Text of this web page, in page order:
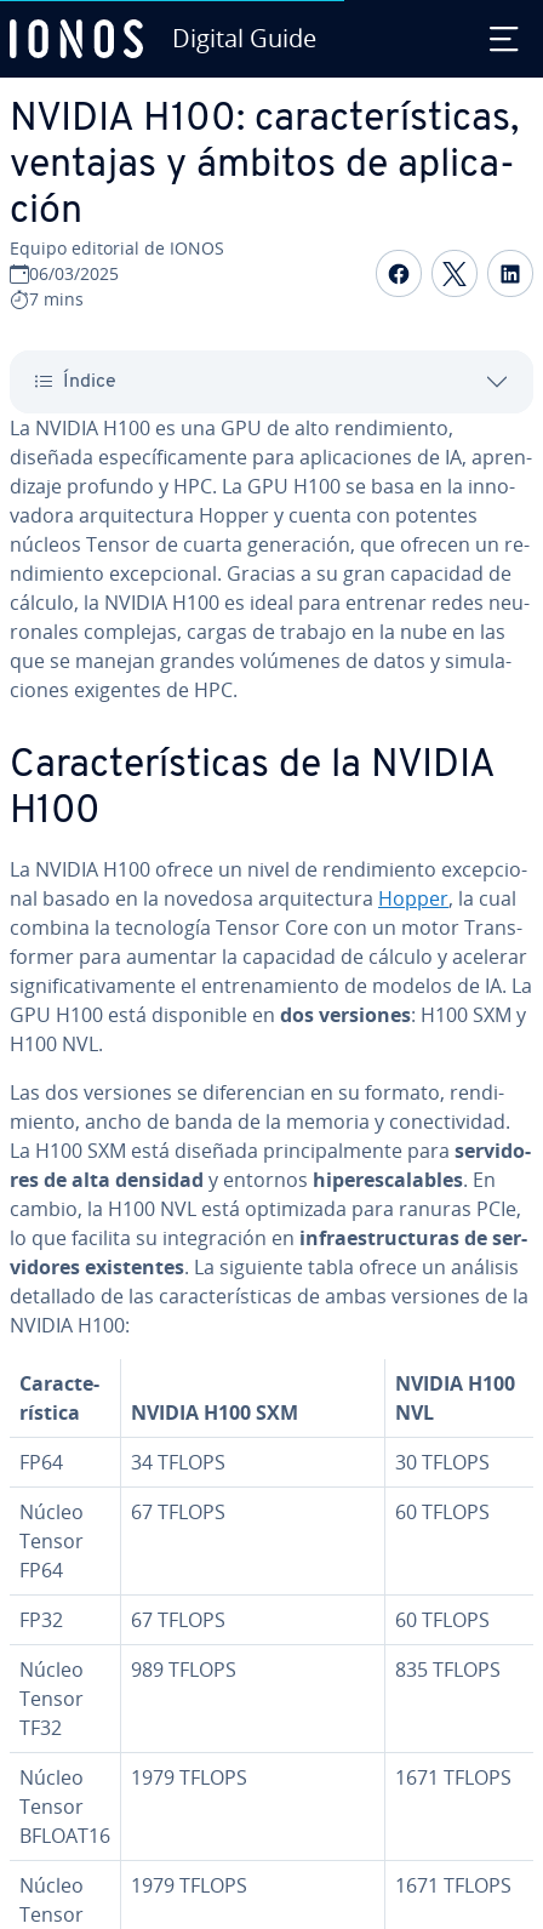
Digital Guide
NVIDIA H100: ca­ra­c­te­rí­s­ti­cas,
ventajas y ámbitos de apli­ca­
ción
Equipo editorial de IONOS
06/03/2025
7 mins
Compartir
Índice
La NVIDIA H100 es una GPU de alto re­n­di­mie­n­to,
diseñada es­pe­cí­fi­ca­me­n­te para apli­ca­cio­nes de IA, apre­n­
di­za­je profundo y HPC. La GPU H100 se basa en la in­no­
va­do­ra ar­qui­te­c­tu­ra Hopper y cuenta con potentes
núcleos Tensor de cuarta ge­ne­ra­ción, que ofrecen un re­
n­di­mie­n­to ex­ce­p­cio­nal. Gracias a su gran capacidad de
cálculo, la NVIDIA H100 es ideal para entrenar redes neu­
ro­na­les complejas, cargas de trabajo en la nube en las
que se manejan grandes volúmenes de datos y si­mu­la­
cio­nes exigentes de HPC.
Ca­ra­c­te­rí­s­ti­cas de la NVIDIA
H100
La NVIDIA H100 ofrece un nivel de re­n­di­mie­n­to ex­ce­p­cio­
nal basado en la novedosa ar­qui­te­c­tu­ra Hopper, la cual
combina la te­c­no­lo­gía Tensor Core con un motor Tra­n­s­
fo­r­mer para aumentar la capacidad de cálculo y acelerar
si­g­ni­fi­ca­ti­va­me­n­te el en­tre­na­mie­n­to de modelos de IA. La
GPU H100 está di­s­po­ni­ble en dos versiones: H100 SXM y
H100 NVL.
Las dos versiones se di­fe­re­n­cian en su formato, re­n­di­
mie­n­to, ancho de banda de la memoria y co­ne­c­ti­vi­dad.
La H100 SXM está diseñada pri­n­ci­pa­l­me­n­te para se­r­vi­do­
res de alta densidad y entornos hi­pe­re­s­ca­la­bles. En
cambio, la H100 NVL está op­ti­mi­za­da para ranuras PCIe,
lo que facilita su in­te­gra­ción en in­frae­s­tru­c­tu­ras de se­r­
vi­do­res exi­s­te­n­tes. La siguiente tabla ofrece un análisis
detallado de las ca­ra­c­te­rí­s­ti­cas de ambas versiones de la
NVIDIA H100:
Ca­ra­c­te­
rí­s­ti­ca
NVIDIA H100 SXM
NVIDIA H100
NVL
FP64
34 TFLOPS
30 TFLOPS
Núcleo
Tensor
FP64
67 TFLOPS 60 TFLOPS
FP32 67 TFLOPS
60 TFLOPS
Núcleo
Tensor
TF32
989 TFLOPS 835 TFLOPS
Núcleo
Tensor
BFLOAT16
1979 TFLOPS 1671 TFLOPS
Núcleo
Tensor
1979 TFLOPS 1671 TFLOPS